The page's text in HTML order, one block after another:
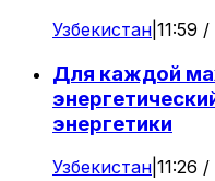
Узбекистан 11:59
Для каждой
энергетики
Узбекистан 11:26